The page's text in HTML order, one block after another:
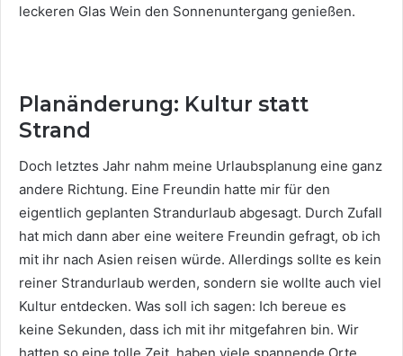
leckeren Glas Wein den Sonnenuntergang genießen.
Planänderung: Kultur statt
Strand
Doch letztes Jahr nahm meine Urlaubsplanung eine ganz
andere Richtung. Eine Freundin hatte mir für den
eigentlich geplanten Strandurlaub abgesagt. Durch Zufall
hat mich dann aber eine weitere Freundin gefragt, ob ich
mit ihr nach Asien reisen würde. Allerdings sollte es kein
reiner Strandurlaub werden, sondern sie wollte auch viel
Kultur entdecken. Was soll ich sagen: Ich bereue es
keine Sekunden, dass ich mit ihr mitgefahren bin. Wir
hatten so eine tolle Zeit, haben viele spannende Orte